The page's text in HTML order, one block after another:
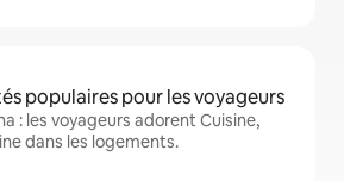
populaires pour les voyageurs
: les voyageurs adorent Cuisine,
dans les logements.